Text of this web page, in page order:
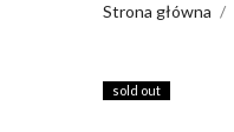
Strona główna
sold out